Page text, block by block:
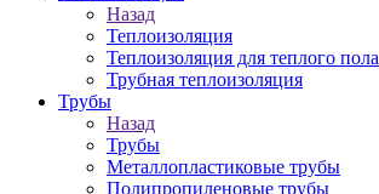
Назад
Теплоизоляция
Теплоизоляция для теплого пола
Трубная теплоизоляция
Трубы
Назад
Трубы
Металлопластиковые трубы
Полипропиленовые трубы